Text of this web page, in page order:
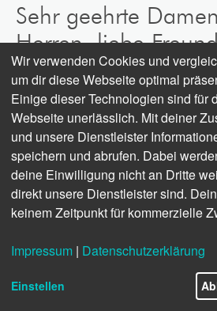
Sehr geehrte
Herren, liebe
Freunde der dpa,
für die dpa war und ist die
beispiellose Herausforderung.
Spätfolgen sind im April 2020,
geschrieben werden, noch nicht
hat die dpa gezeigt, dass die
insgesamt auf ihre
Die dpa konnte zudem ihren
Zugänge und unbürokratische
außergewöhnlichen Situation
Wir verwenden Cookies und
um dir diese Webseite optimal
Einige dieser Technologien sind für
Webseite unerlässlich. Mit deiner
und unsere Dienstleister
speichern und abrufen. Dabei
deine Einwilligung nicht an Dritte
direkt unsere Dienstleister sind.
keinem Zeitpunkt für kommerzielle
Impressum | Datenschutzerklärung
Einstellen